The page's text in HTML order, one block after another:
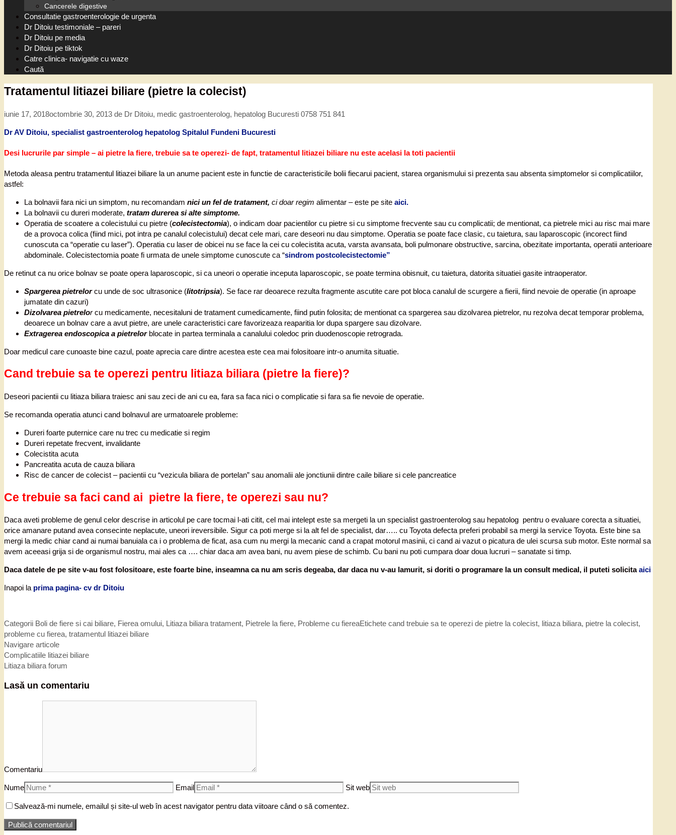
Cancerele digestive
Consultatie gastroenterologie de urgenta
Dr Ditoiu testimoniale – pareri
Dr Ditoiu pe media
Dr Ditoiu pe tiktok
Catre clinica- navigatie cu waze
Caută
Tratamentul litiazei biliare (pietre la colecist)
iunie 17, 2018octombrie 30, 2013 de Dr Ditoiu, medic gastroenterolog, hepatolog Bucuresti 0758 751 841
Dr AV Ditoiu, specialist gastroenterolog hepatolog Spitalul Fundeni Bucuresti
Desi lucrurile par simple – ai pietre la fiere, trebuie sa te operezi- de fapt, tratamentul litiazei biliare nu este acelasi la toti pacientii
Metoda aleasa pentru tratamentul litiazei biliare la un anume pacient este in functie de caracteristicile bolii fiecarui pacient, starea organismului si prezenta sau absenta simptomelor si complicatiilor,
astfel:
La bolnavii fara nici un simptom, nu recomandam nici un fel de tratament, ci doar regim alimentar – este pe site aici.
La bolnavii cu dureri moderate, tratam durerea si alte simptome.
Operatia de scoatere a colecistului cu pietre (colecistectomia), o indicam doar pacientilor cu pietre si cu simptome frecvente sau cu complicatii; de mentionat, ca pietrele mici au risc mai mare
de a provoca colica (fiind mici, pot intra pe canalul colecistului) decat cele mari, care deseori nu dau simptome. Operatia se poate face clasic, cu taietura, sau laparoscopic (incorect fiind
cunoscuta ca “operatie cu laser”). Operatia cu laser de obicei nu se face la cei cu colecistita acuta, varsta avansata, boli pulmonare obstructive, sarcina, obezitate importanta, operatii anterioare
abdominale. Colecistectomia poate fi urmata de unele simptome cunoscute ca “sindrom postcolecistectomie”
De retinut ca nu orice bolnav se poate opera laparoscopic, si ca uneori o operatie inceputa laparoscopic, se poate termina obisnuit, cu taietura, datorita situatiei gasite intraoperator.
Spargerea pietrelor cu unde de soc ultrasonice (litotripsia). Se face rar deoarece rezulta fragmente ascutite care pot bloca canalul de scurgere a fierii, fiind nevoie de operatie (in aproape
jumatate din cazuri)
Dizolvarea pietrelorcu medicamente, necesitaluni de tratament cumedicamente, fiind putin folosita; de mentionat ca spargerea sau dizolvarea pietrelor, nu rezolva decat temporar problema,
deoarece un bolnav care a avut pietre, are unele caracteristici care favorizeaza reaparitia lor dupa spargere sau dizolvare.
Extragerea endoscopica a pietrelorblocate in partea terminala a canalului coledoc prin duodenoscopie retrograda.
Doar medicul care cunoaste bine cazul, poate aprecia care dintre acestea este cea mai folositoare intr-o anumita situatie.
Cand trebuie sa te operezi pentru litiaza biliara (pietre la fiere)?
Deseori pacientii cu litiaza biliara traiesc ani sau zeci de ani cu ea, fara sa faca nici o complicatie si fara sa fie nevoie de operatie.
Se recomanda operatia atunci cand bolnavul are urmatoarele probleme:
Dureri foarte puternice care nu trec cu medicatie si regim
Dureri repetate frecvent, invalidante
Colecistita acuta
Pancreatita acuta de cauza biliara
Risc de cancer de colecist – pacientii cu “vezicula biliara de portelan” sau anomalii ale jonctiunii dintre caile biliare si cele pancreatice
Ce trebuie sa faci cand ai pietre la fiere, te operezi sau nu?
Daca aveti probleme de genul celor descrise in articolul pe care tocmai l-ati citit, cel mai intelept este sa mergeti la un specialist gastroenterolog sau hepatolog pentru o evaluare corecta a situatiei,
orice amanare putand avea consecinte neplacute, uneori ireversibile. Sigur ca poti merge si la alt fel de specialist, dar….. cu Toyota defecta preferi probabil sa mergi la service Toyota. Este bine sa
mergi la medic chiar cand ai numai banuiala ca i o problema de ficat, asa cum nu mergi la mecanic cand a crapat motorul masinii, ci cand ai vazut o picatura de ulei scursa sub motor. Este normal sa
avem aceeasi grija si de organismul nostru, mai ales ca …. chiar daca am avea bani, nu avem piese de schimb. Cu bani nu poti cumpara doar doua lucruri – sanatate si timp.
Daca datele de pe site v-au fost folositoare, este foarte bine, inseamna ca nu am scris degeaba, dar daca nu v-au lamurit, si doriti o programare la un consult medical, il puteti solicitaaici
Inapoi laprima pagina- cv dr Ditoiu
Categorii Boli de fiere si cai biliare, Fierea omului, Litiaza biliara tratament, Pietrele la fiere, Probleme cu fiereaEtichete cand trebuie sa te operezi de pietre la colecist, litiaza biliara, pietre la colecist,
probleme cu fierea, tratamentul litiazei biliare
Navigare articole
Complicatiile litiazei biliare
Litiaza biliara forum
Lasă un comentariu
Comentariu
Nume Email Sit web
Salvează-mi numele, emailul și site-ul web în acest navigator pentru data viitoare când o să comentez.